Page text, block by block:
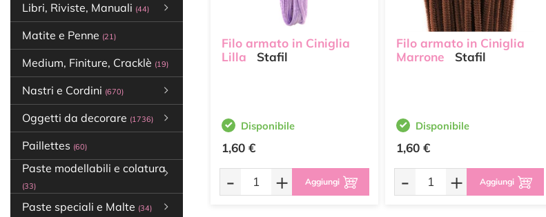
Libri, Riviste, Manuali (44)
Matite e Penne (21)
Medium, Finiture, Cracklè (19)
Nastri e Cordini (670)
Oggetti da decorare (1736)
Paillettes (60)
Paste modellabili e colatura
(33)
Paste speciali e Malte (34)
Filo armato in Ciniglia
Lilla
Stafil
Disponibile
1,60 €
- + Aggiungi
Filo armato in Ciniglia
Marrone
Stafil
Disponibile
1,60 €
- + Aggiungi